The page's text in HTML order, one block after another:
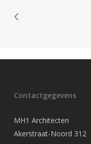
Contactgegevens
MH1 Architecten
Akerstraat-Noord 312